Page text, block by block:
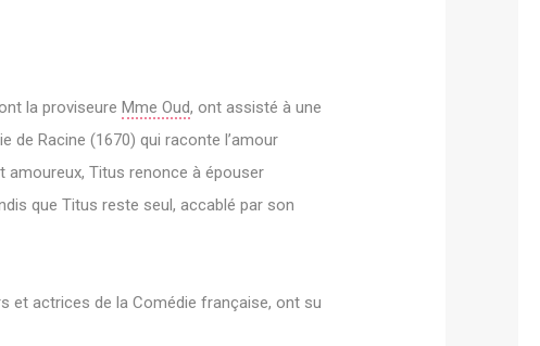
la proviseure Mme Oud, ont assisté à une
de Racine (1670) qui raconte l’amour
amoureux, Titus renonce à épouser
que Titus reste seul, accablé par son
et actrices de la Comédie française, ont su